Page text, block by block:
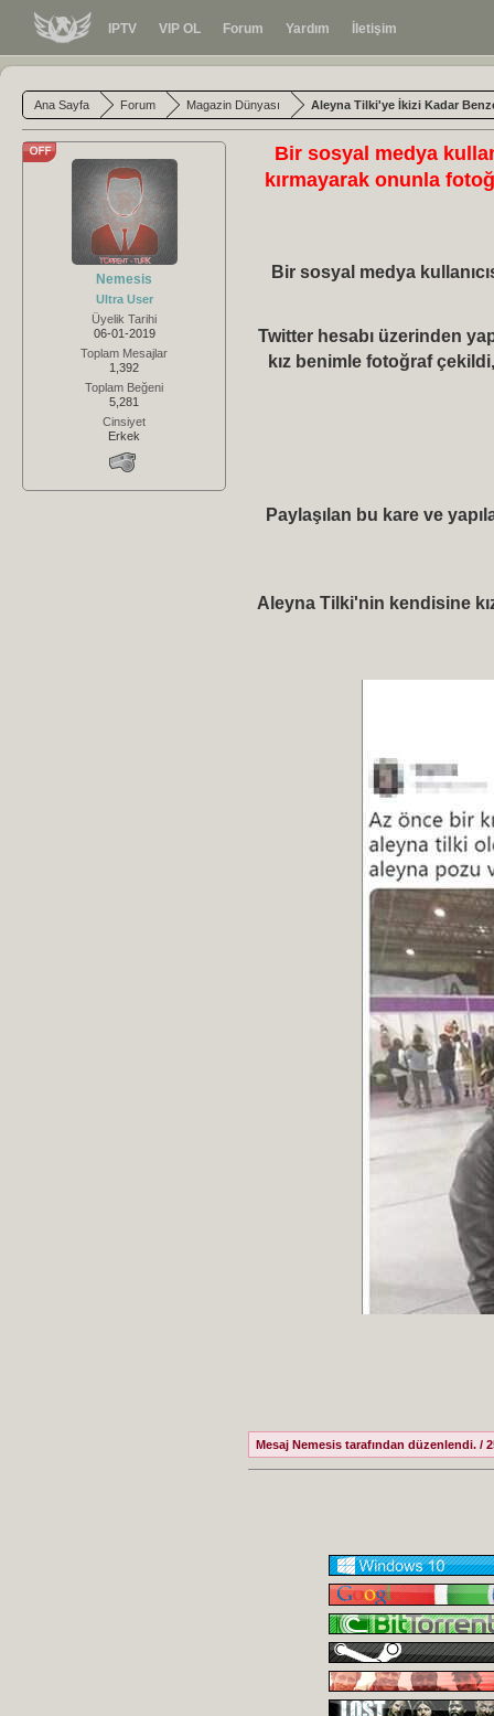
IPTV VIP OL Forum Yardım İletişim
Ana Sayfa Forum Magazin Dünyası Aleyna Tilki'ye İkizi Kadar
Nemesis
Ultra User
Üyelik Tarihi
06-01-2019
Toplam Mesajlar
1,392
Toplam Beğeni
5,281
Cinsiyet
Erkek
Bir sosyal medya
kırmayarak onunla
Bir sosyal medya
Twitterhesabı üzerinden
kız benimle fotoğraf
Paylaşılan bu kare ve
Aleyna Tilki'nin kendisine
Mesaj Nemesis tarafından düzenlendi. /